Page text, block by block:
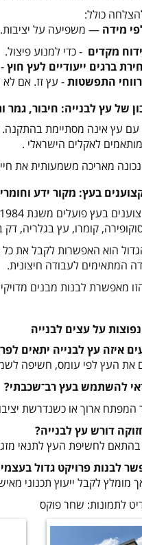
כולל:
מידה — משפיעה על יציבות.
מקדים -כדי למנוע פיצול.
ברגים ייעודיים לעץ חוץ
התפשטות- עץ זז. אם
של עץ לבנייה: חיבור, גמר
עץ אינה מסתיימת בהתקנה.
לאקלים הישראלי .
מאריכה משמעותית את
בעץ: מקור ידע
קומרו, עץ בגלריה, דק
הוא האפשרות לקבל את
המתאימים לעבודה חיצונית.
מאפשרת לבנות מבנים
על עצים לבנייה
איזה עץ לבנייה יתאים
את העץ לפי עומס, חשיפה
להשתמש בעץ רב־שכבתי?
המפתח ארוך או כשנדרשת
דורש עץ לבנייה?
לחשיפת העץ לתנאי מזג
לבנות פרויקט גדול בעצמי
מומלץ לקבל ייעוץ תכנוני
לתמונות: שחר פוקס